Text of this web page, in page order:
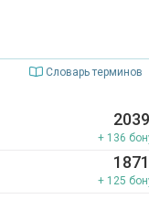
Словарь терминов
+ 136
+ 125